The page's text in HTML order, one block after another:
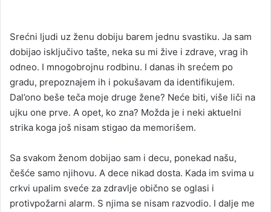
Srećni ljudi uz ženu dobiju barem jednu svastiku. Ja sam
dobijao isključivo tašte, neka su mi žive i zdrave, vrag ih
odneo. I mnogobrojnu rodbinu. I danas ih srećem po
gradu, prepoznajem ih i pokušavam da identifikujem.
Dal’ono beše teča moje druge žene? Neće biti, više liči na
ujku one prve. A opet, ko zna? Možda je i neki aktuelni
strika koga još nisam stigao da memorišem.
Sa svakom ženom dobijao sam i decu, ponekad našu,
češće samo njihovu. A dece nikad dosta. Kada im svima u
crkvi upalim sveće za zdravlje obično se oglasi i
protivpožarni alarm. S njima se nisam razvodio. I dalje me